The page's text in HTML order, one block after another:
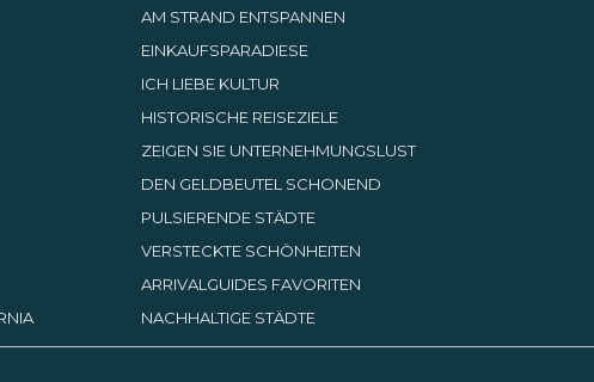
AM STRAND ENTSPANNEN
EINKAUFSPARADIESE
ICH LIEBE KULTUR
HISTORISCHE REISEZIELE
ZEIGEN SIE UNTERNEHMUNGSLUST
DEN GELDBEUTEL SCHONEND
PULSIERENDE STÄDTE
VERSTECKTE SCHÖNHEITEN
ARRIVALGUIDES FAVORITEN
NACHHALTIGE STÄDTE